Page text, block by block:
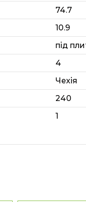
74.7
10.9
під
4
Чехія
240
1